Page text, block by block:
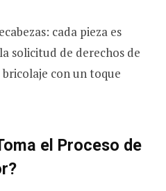
cada pieza es
solicitud de derechos de
con un toque
el Proceso de